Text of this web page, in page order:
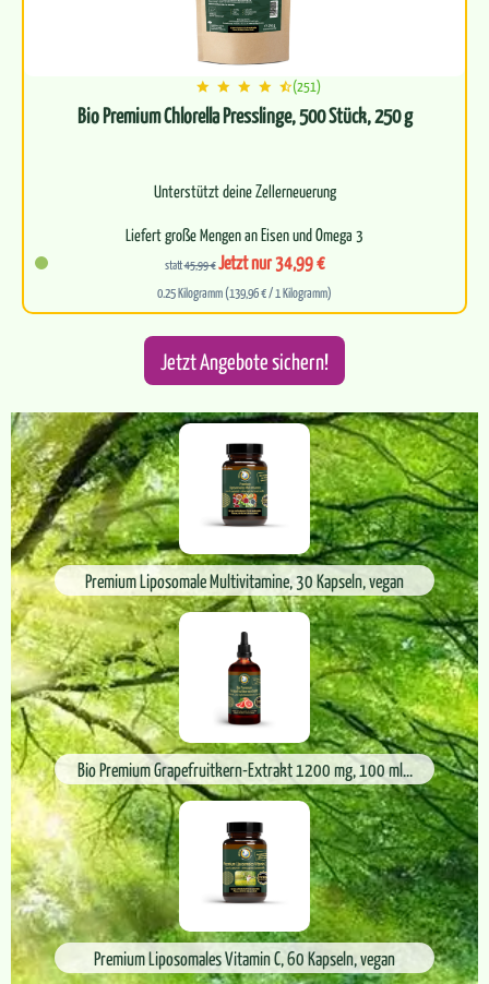
Premium Liposomale Multivitamine, 30 Kapseln, vegan
Bio Premium Grapefruitkern-Extrakt 1200 mg, 100 ml...
Premium Liposomales Vitamin C, 60 Kapseln, vegan
Jetzt Angebote sichern!
(251)
Bio Premium Chlorella Presslinge, 500 Stück, 250 g
Unterstützt deine Zellerneuerung
Liefert große Mengen an Eisen und Omega 3
Für ein starkes Immunsystem
Leitet zuverlässig…
statt45,99 €Jetzt nur 34,99 €
0.25 Kilogramm (139,96 € / 1 Kilogramm)